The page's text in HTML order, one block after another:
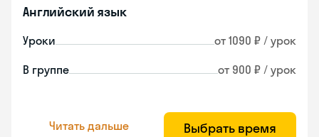
Английский язык
Уроки от 1090 ₽ / урок
В группе от 900 ₽ / урок
Читать дальше Выбрать время